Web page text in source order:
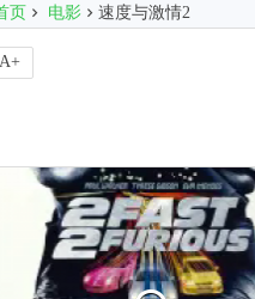
页 电影 速度与激情2
A+